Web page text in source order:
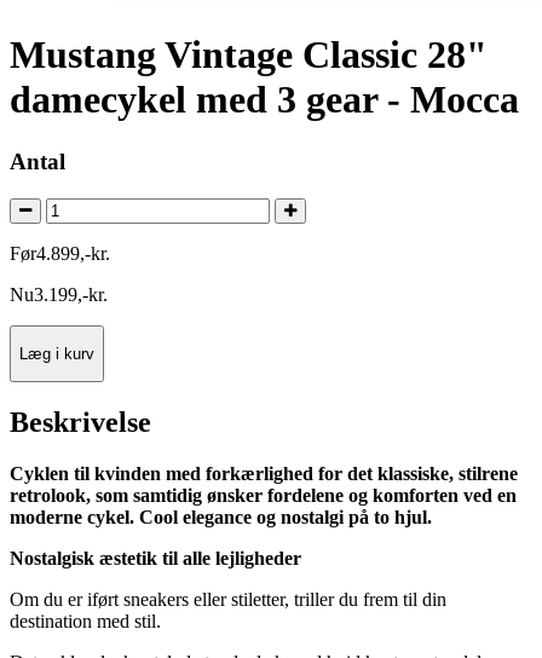
Mustang Vintage Classic 28"
damecykel med 3 gear - Mocca
Antal
Før4.899,-kr.
Nu3.199,-kr.
Læg i kurv
Beskrivelse
Cyklen til kvinden med forkærlighed for det klassiske, stilrene
retrolook, som samtidig ønsker fordelene og komforten ved en
moderne cykel. Cool elegance og nostalgi på to hjul.
Nostalgisk æstetik til alle lejligheder
Om du er iført sneakers eller stiletter, triller du frem til din
destination med stil.